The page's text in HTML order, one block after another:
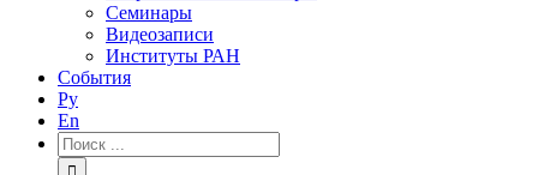
Семинары
Видеозаписи
Институты РАН
События
Ру
En
Результат
поиска: